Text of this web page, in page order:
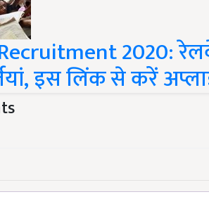
2020:
इस लिंक से करें